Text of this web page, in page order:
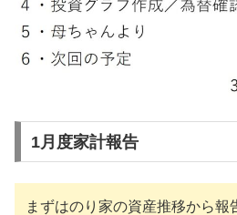
1月度家計報告
まずはのり家の資産推移から報